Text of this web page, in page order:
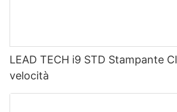
LEAD TECH i9 STD Stampante
velocità